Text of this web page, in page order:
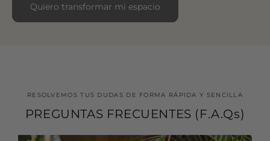
Quiero transformar mi espacio
RESOLVEMOS TUS DUDAS DE FORMA RÁPIDA Y SENCILLA
PREGUNTAS FRECUENTES (F.A.Qs)